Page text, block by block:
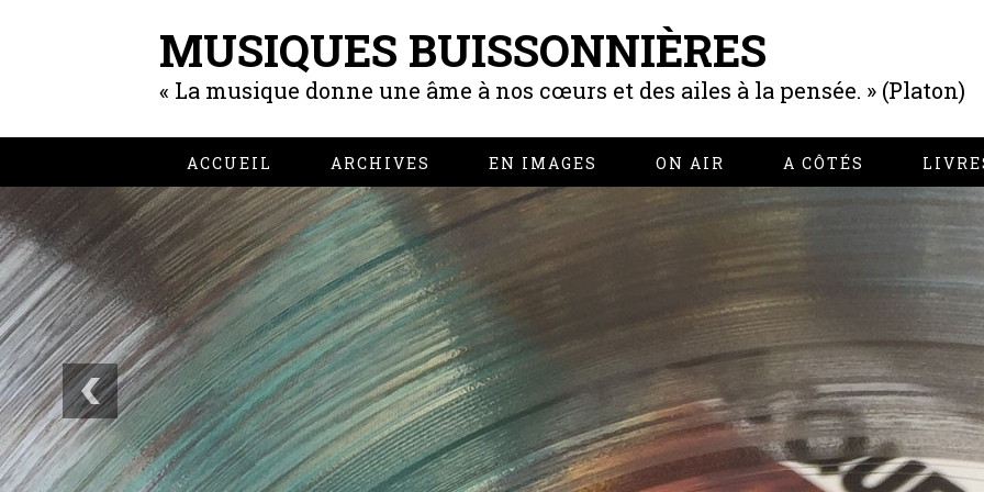
MUSIQUES BUISSONNIÈRES
« La musique donne une âme à nos cœurs et des ailes à la pensée. » (Platon)
ACCUEIL ARCHIVES EN IMAGES ON AIR A CÔTÉS